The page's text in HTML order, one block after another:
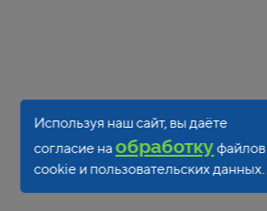
Используя наш сайт, вы даёте
согласие наобработкуфайлов
cookie и пользовательских данных.